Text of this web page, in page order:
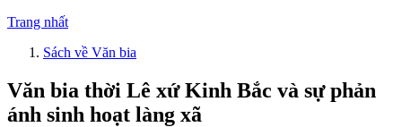
Trang nhất
Sách về Văn bia
Văn bia thời Lê xứ Kinh Bắc và sự phản
ánh sinh hoạt làng xã